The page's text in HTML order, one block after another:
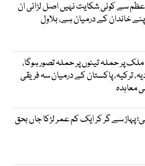
سے کوئی شکایت نہیں اصل لڑائی ان
خاندان کے درمیان ہے، بلاول
پر حملہ تینوں پر حملہ تصور ہوگا،
ترکیہ، پاکستان کے درمیان سہ فریقی
معاہدہ
پہاڑ سے گر کر ایک کم عمر لڑکا جاں بحق